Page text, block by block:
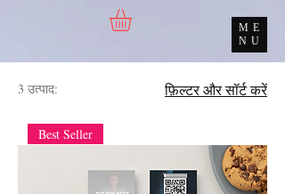
ME
NU
3 उत्पाद: फ़िल्टर और सॉर्ट करें
Best Seller